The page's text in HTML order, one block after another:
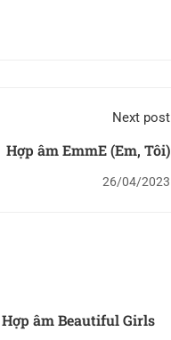
Next post
Hợp âm EmmE (Em, Tôi)
26/04/2023
Hợp âm Beautiful Girls